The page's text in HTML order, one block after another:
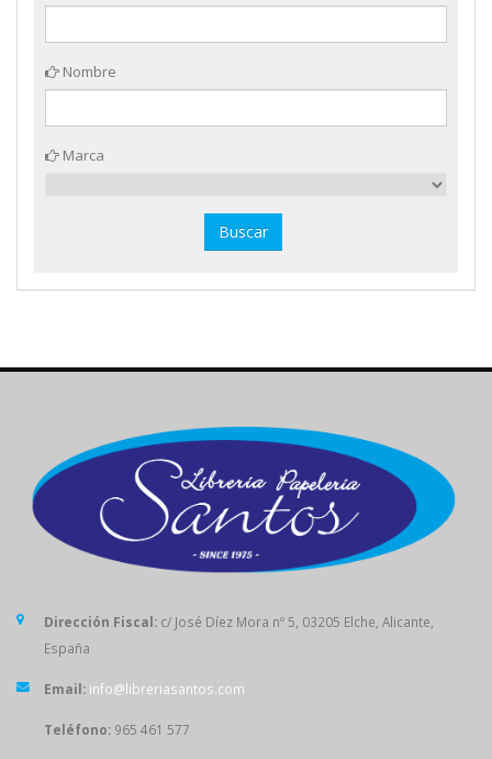
Nombre
Marca
Dirección Fiscal: c/ José Díez Mora nº 5, 03205 Elche, Alicante,
España
Email: info@libreriasantos.com
Teléfono: 965 461 577